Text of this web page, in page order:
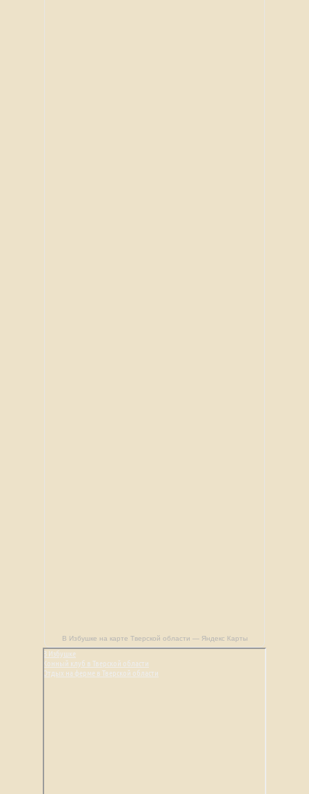
В Избушке на карте Тверской области — Яндекс Карты
В Избушке
Конный клуб в Тверской области
Отдых на ферме в Тверской области